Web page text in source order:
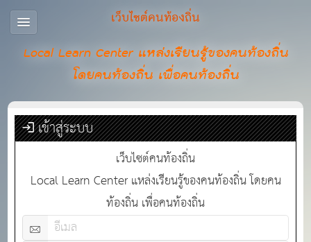
เว็บไซต์คนท้องถิ่น
Local Learn Center แหล่งเรียนรู้ของคนท้องถิ่น
โดยคนท้องถิ่น เพื่อคนท้องถิ่น
เข้าสู่ระบบ
เว็บไซต์คนท้องถิ่น
Local Learn Center แหล่งเรียนรู้ของคนท้องถิ่น โดยคน
ท้องถิ่น เพื่อคนท้องถิ่น